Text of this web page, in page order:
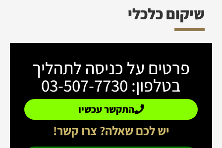
שיקום כלכלי
פרטים על כניסה לתהליך
בטלפון: 03-507-7730
התקשר עכשיו
יש לכם שאלה? צרו קשר!